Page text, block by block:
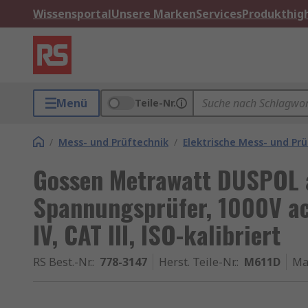
WissensportalUnsere MarkenServices
Menü Teile-Nr.
/ Mess- und Prüftechnik / Elektrische Mess- und
Gossen Metrawatt
Spannungsprüfer, 1000V
IV, CAT III, ISO-kalibriert
RS Best.-Nr.: 778-3147 Herst. Teile-Nr.: M611D